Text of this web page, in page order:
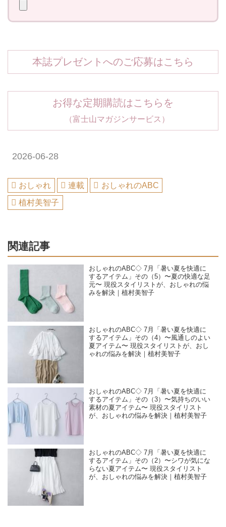
本誌プレゼントへのご応募はこちら
お得な定期購読はこちらを
（富士山マガジンサービス）
2026-06-28
おしゃれ 連載
おしゃれのABC
植村美智子
関連記事
おしゃれのABC◇ 7月「暑い夏を快適に
するアイテム」その（5）〜夏の快適な足
元〜 現役スタイリストが、おしゃれの悩
みを解決｜植村美智子
おしゃれのABC◇ 7月「暑い夏を快適に
するアイテム」その（4）〜風通しのよい
夏アイテム〜 現役スタイリストが、おし
ゃれの悩みを解決｜植村美智子
おしゃれのABC◇ 7月「暑い夏を快適に
するアイテム」その（3）〜気持ちのいい
素材の夏アイテム〜 現役スタイリスト
が、おしゃれの悩みを解決｜植村美智子
おしゃれのABC◇ 7月「暑い夏を快適に
するアイテム」その（2）〜シワが気にな
らない夏アイテム〜 現役スタイリスト
が、おしゃれの悩みを解決｜植村美智子